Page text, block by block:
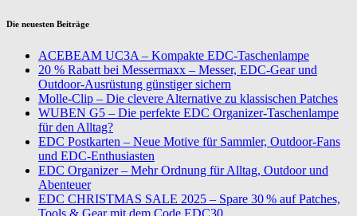
Die neuesten Beiträge
ACEBEAM UC3A – Kompakte EDC-Taschenlampe
20 % Rabatt bei Messermaxx – Messer, EDC-Gear und
Outdoor-Ausrüstung günstiger sichern
Molle-Clip – Die clevere Alternative zu klassischen Patches
WUBEN G5 – Die perfekte EDC Organizer-Taschenlampe
für den Alltag?
EDC Postkarten – Neue Motive für Sammler, Outdoor-Fans
und EDC-Enthusiasten
EDC Organizer – Mehr Ordnung für Alltag, Outdoor und
Abenteuer
EDC CHRISTMAS SALE 2025 – Spare 30 % auf Patches,
Tools & Gear mit dem Code EDC30